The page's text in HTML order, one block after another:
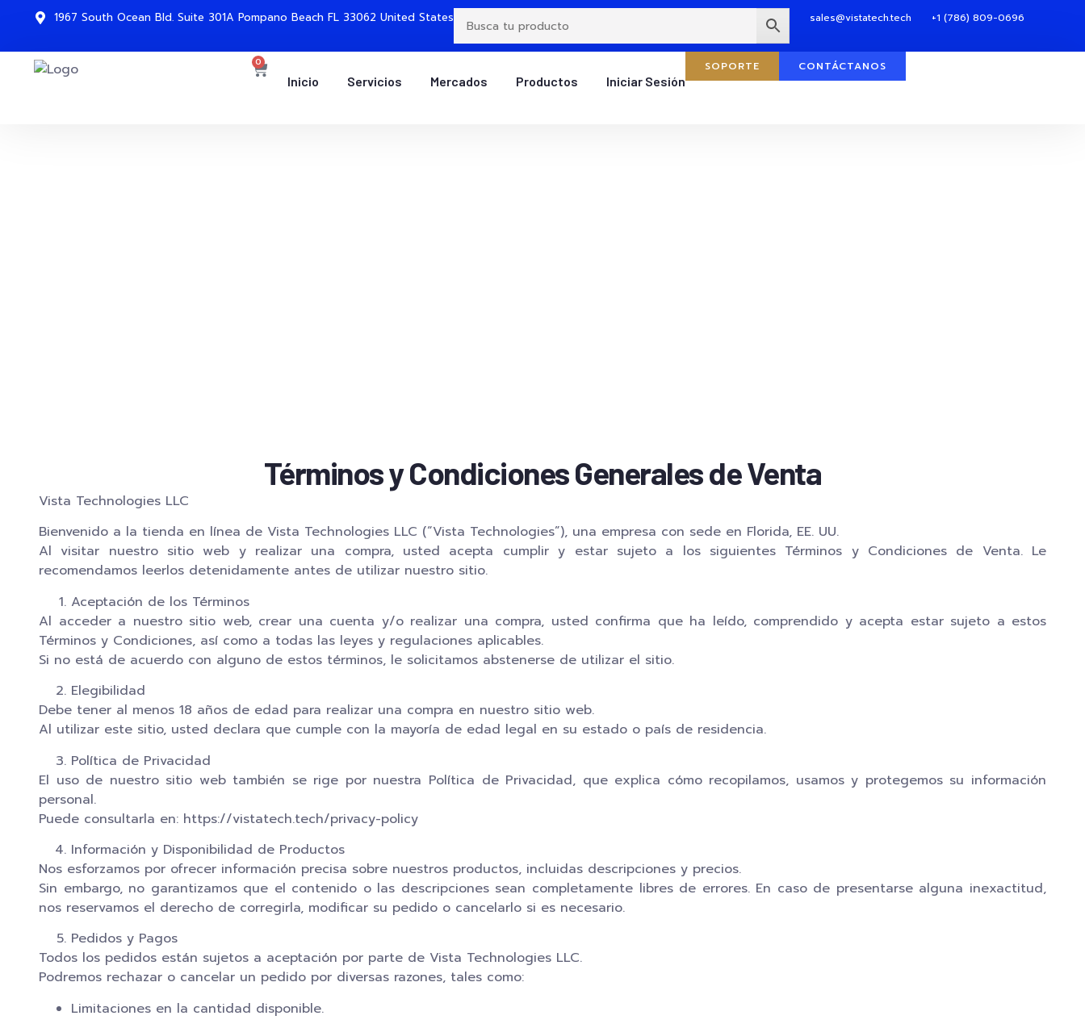
1967 South Ocean Bld. Suite 301A Pompano Beach FL 33062 United States sales@vistatech.tech +1 (786) 809-0696
0
Inicio Servicios Mercados Productos Iniciar Sesión
SOPORTE CONTÁCTANOS
Términos y Condiciones Generales de Venta
Vista Technologies LLC
Bienvenido a la tienda en línea de Vista Technologies LLC (“Vista Technologies”), una empresa con sede en Florida, EE. UU.
Al visitar nuestro sitio web y realizar una compra, usted acepta cumplir y estar sujeto a los siguientes Términos y Condiciones de Venta. Le
recomendamos leerlos detenidamente antes de utilizar nuestro sitio.
Aceptación de los Términos
Al acceder a nuestro sitio web, crear una cuenta y/o realizar una compra, usted confirma que ha leído, comprendido y acepta estar sujeto a estos
Términos y Condiciones, así como a todas las leyes y regulaciones aplicables.
Si no está de acuerdo con alguno de estos términos, le solicitamos abstenerse de utilizar el sitio.
Elegibilidad
Debe tener al menos 18 años de edad para realizar una compra en nuestro sitio web.
Al utilizar este sitio, usted declara que cumple con la mayoría de edad legal en su estado o país de residencia.
Política de Privacidad
El uso de nuestro sitio web también se rige por nuestra Política de Privacidad, que explica cómo recopilamos, usamos y protegemos su información
personal.
Puede consultarla en: https://vistatech.tech/privacy-policy
Información y Disponibilidad de Productos
Nos esforzamos por ofrecer información precisa sobre nuestros productos, incluidas descripciones y precios.
Sin embargo, no garantizamos que el contenido o las descripciones sean completamente libres de errores. En caso de presentarse alguna inexactitud,
nos reservamos el derecho de corregirla, modificar su pedido o cancelarlo si es necesario.
Pedidos y Pagos
Todos los pedidos están sujetos a aceptación por parte de Vista Technologies LLC.
Podremos rechazar o cancelar un pedido por diversas razones, tales como:
Limitaciones en la cantidad disponible.